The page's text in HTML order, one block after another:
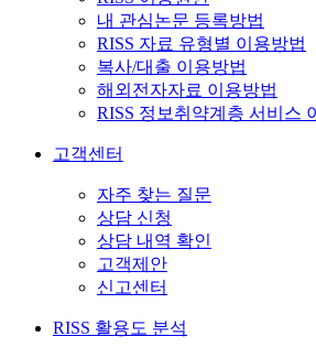
내 관심논문 등록방법
RISS 자료 유형별 이용방법
복사/대출 이용방법
해외전자자료 이용방법
RISS 정보취약계층 서비스
고객센터
자주 찾는 질문
상담 신청
상담 내역 확인
고객제안
신고센터
RISS 활용도 분석